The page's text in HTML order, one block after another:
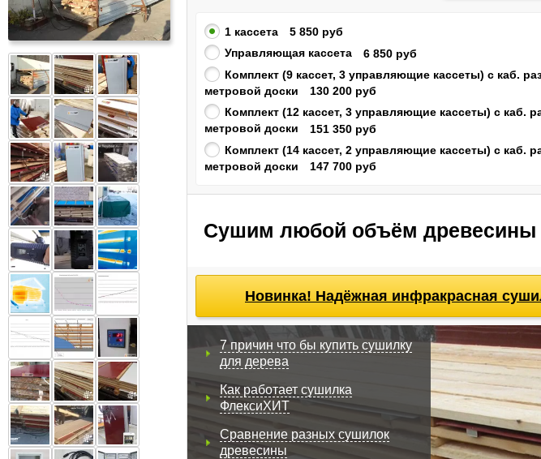
1 кассета
5 850 руб
Управляющая кассета
6 850 руб
Комплект (9 кассет, 3 управляющие кассеты) с каб.
метровой доски
130 200 руб
Комплект (12 кассет, 3 управляющие кассеты) с каб.
метровой доски
151 350 руб
Комплект (14 кассет, 2 управляющие кассеты) с каб.
метровой доски
147 700 руб
Сушим любой объём древесины
Новинка! Надёжная инфракрасная
7 причин что бы купить сушилку
для дерева
Как работает сушилка
ФлексиХИТ
Сравнение разных сушилок
древесины